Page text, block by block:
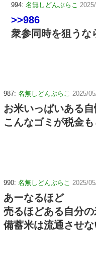
994: 名無しどんぶらこ
>>986
衆参同時を狙うな
987: 名無しどんぶらこ 2025/
お米いっぱいある
こんなゴミが税金
990: 名無しどんぶらこ 2025/
あーなるほど
売るほどある自分
備蓄米は流通させな